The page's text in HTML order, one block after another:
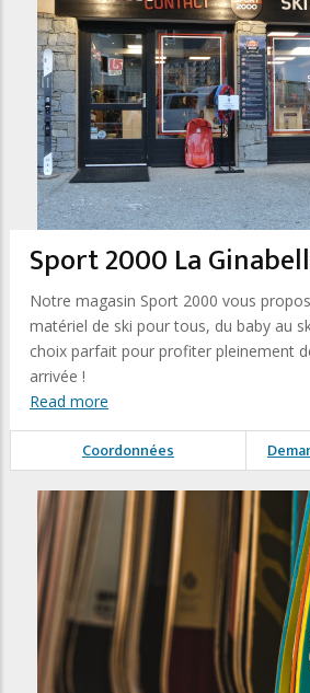
Sport 2000 La
Notre magasin Sport 2000 vous
matériel de ski pour tous, du baby au
choix parfait pour profiter pleinement
arrivée !
Read more
Coordonnées